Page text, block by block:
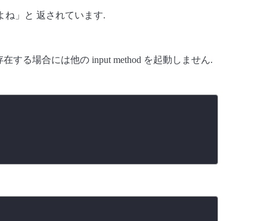
ね」と 返されています.
在する場合には他の input method を起動しません.